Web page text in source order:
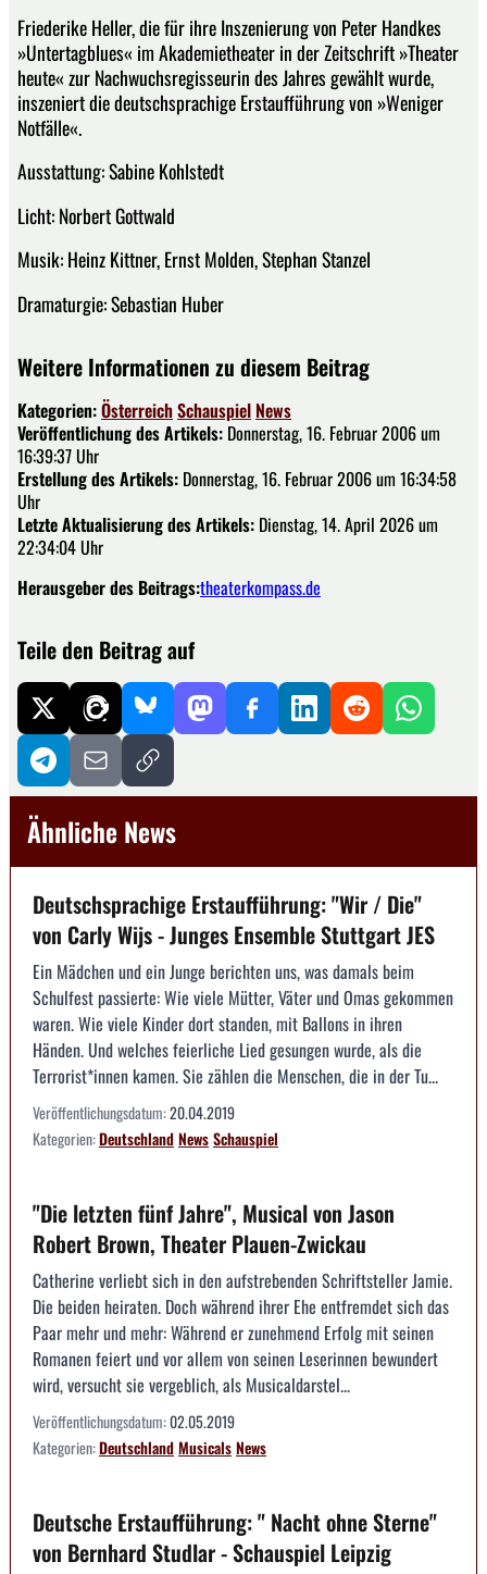
Friederike Heller, die für ihre Inszenierung von Peter Handkes
»Untertagblues« im Akademietheater in der Zeitschrift »Theater
heute« zur Nachwuchsregisseurin des Jahres gewählt wurde,
inszeniert die deutschsprachige Erstaufführung von »Weniger
Notfälle«.
Ausstattung: Sabine Kohlstedt
Licht: Norbert Gottwald
Musik: Heinz Kittner, Ernst Molden, Stephan Stanzel
Dramaturgie: Sebastian Huber
Weitere Informationen zu diesem Beitrag
Kategorien:ÖsterreichSchauspiel News
Veröffentlichung des Artikels: Donnerstag, 16. Februar 2006 um
16:39:37 Uhr
Erstellung des Artikels: Donnerstag, 16. Februar 2006 um 16:34:58
Uhr
Letzte Aktualisierung des Artikels: Dienstag, 14. April 2026 um
22:34:04 Uhr
Herausgeber des Beitrags:theaterkompass.de
Teile den Beitrag auf
Ähnliche News
Deutschsprachige Erstaufführung: "Wir / Die"
von Carly Wijs - Junges Ensemble Stuttgart JES
Ein Mädchen und ein Junge berichten uns, was damals beim
Schulfest passierte: Wie viele Mütter, Väter und Omas gekommen
waren. Wie viele Kinder dort standen, mit Ballons in ihren
Händen. Und welches feierliche Lied gesungen wurde, als die
Terrorist*innen kamen. Sie zählen die Menschen, die in der Tu...
Veröffentlichungsdatum:20.04.2019
Kategorien:DeutschlandNewsSchauspiel
"Die letzten fünf Jahre", Musical von Jason
Robert Brown, Theater Plauen-Zwickau
Catherine verliebt sich in den aufstrebenden Schriftsteller Jamie.
Die beiden heiraten. Doch während ihrer Ehe entfremdet sich das
Paar mehr und mehr: Während er zunehmend Erfolg mit seinen
Romanen feiert und vor allem von seinen Leserinnen bewundert
wird, versucht sie vergeblich, als Musicaldarstel...
Veröffentlichungsdatum:02.05.2019
Kategorien:DeutschlandMusicalsNews
Deutsche Erstaufführung: " Nacht ohne Sterne"
von Bernhard Studlar - Schauspiel Leipzig